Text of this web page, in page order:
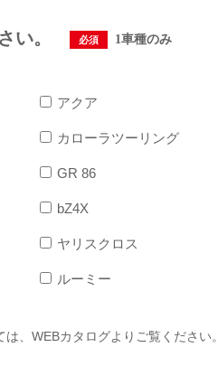
い。 必須 1車種のみ
アクア
カローラツーリング
GR 86
bZ4X
ヤリスクロス
ルーミー
、WEBカタログよりご覧ください。